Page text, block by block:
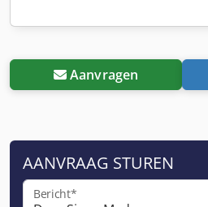
Aanvragen
AANVRAAG STUREN
Bericht*